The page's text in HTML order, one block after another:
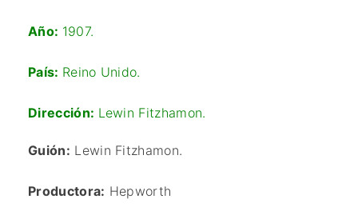
Año: 1907.
País: Reino Unido.
Dirección: Lewin Fitzhamon.
Guión: Lewin Fitzhamon.
Productora: Hepworth